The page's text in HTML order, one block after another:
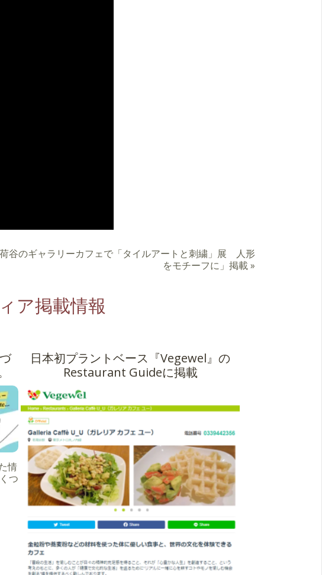
谷のギャラリーカフェで「タイルアートと刺繍」展 人形
をモチーフに」掲載»
ア掲載情報
情
つ
日本初プラントベース『Vegewel』の
Restaurant Guideに掲載